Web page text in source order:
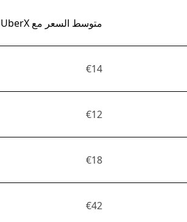
متوسط السعر مع UberX*
€14
€12
€18
€42